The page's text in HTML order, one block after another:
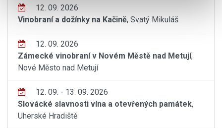
12. 09. 2026
Vinobraní a dožínky na Kačině, Svatý Mikuláš
12. 09. 2026
Zámecké vinobraní v Novém Městě nad Metují,
Nové Město nad Metují
12. 09. - 13. 09. 2026
Slovácké slavnosti vína a otevřených památek,
Uherské Hradiště